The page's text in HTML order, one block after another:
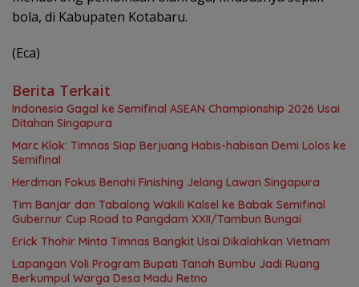
bola, di Kabupaten Kotabaru.
(Eca)
Berita Terkait
Indonesia Gagal ke Semifinal ASEAN Championship 2026 Usai
Ditahan Singapura
Marc Klok: Timnas Siap Berjuang Habis-habisan Demi Lolos ke
Semifinal
Herdman Fokus Benahi Finishing Jelang Lawan Singapura
Tim Banjar dan Tabalong Wakili Kalsel ke Babak Semifinal
Gubernur Cup Road to Pangdam XXII/Tambun Bungai
Erick Thohir Minta Timnas Bangkit Usai Dikalahkan Vietnam
Lapangan Voli Program Bupati Tanah Bumbu Jadi Ruang
Berkumpul Warga Desa Madu Retno